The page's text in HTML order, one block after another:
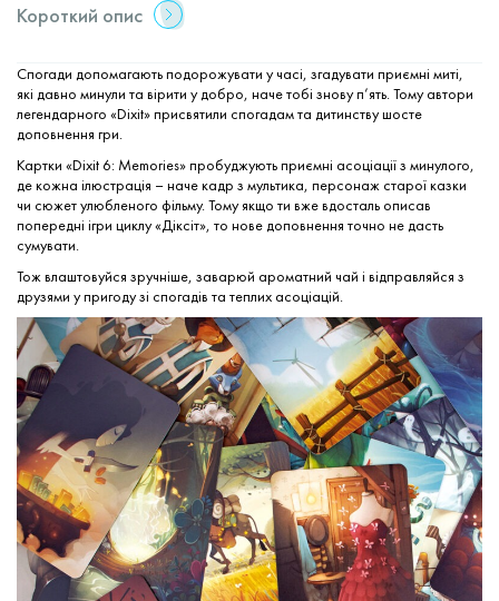
Короткий опис
Спогади допомагають подорожувати у часі, згадувати приємні миті,
які давно минули та вірити у добро, наче тобі знову п’ять. Тому автори
легендарного «Dixit» присвятили спогадам та дитинству шосте
доповнення гри.
Картки «Dixit 6: Memories» пробуджують приємні асоціації з минулого,
де кожна ілюстрація – наче кадр з мультика, персонаж старої казки
чи сюжет улюбленого фільму. Тому якщо ти вже вдосталь описав
попередні ігри циклу «Діксіт», то нове доповнення точно не дасть
сумувати.
Тож влаштовуйся зручніше, заварюй ароматний чай і відправляйся з
друзями у пригоду зі спогадів та теплих асоціацій.